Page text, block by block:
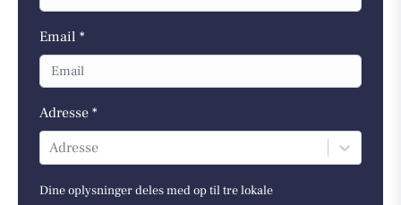
Email *
Adresse *
Adresse
Dine oplysninger deles med op til tre lokale